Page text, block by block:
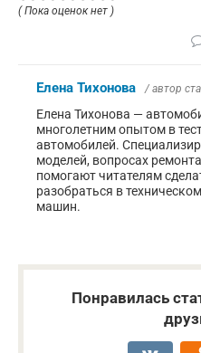
( Пока оценок нет )
Елена Тихонова / автор
Елена Тихонова —
многолетним опытом в
автомобилей.
моделей, вопросах
помогают читателям
разобраться в
машин.
Понравилась